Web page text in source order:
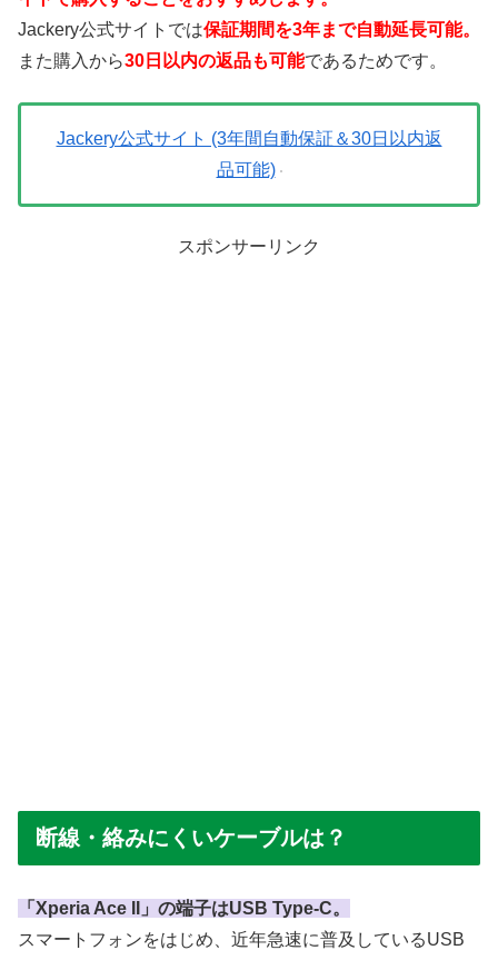
Jackery公式サイトでは保証期間を3年まで自動延長可能。
また購入から30日以内の返品も可能であるためです。
Jackery公式サイト (3年間自動保証＆30日以内返
品可能)
スポンサーリンク
断線・絡みにくいケーブルは？
「Xperia Ace II」の端子はUSB Type-C。
スマートフォンをはじめ、近年急速に普及しているUSB